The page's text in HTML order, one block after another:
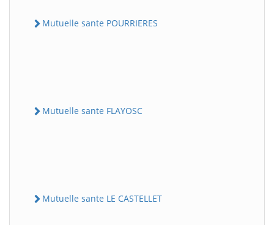
Mutuelle sante POURRIERES
Mutuelle sante FLAYOSC
Mutuelle sante LE CASTELLET